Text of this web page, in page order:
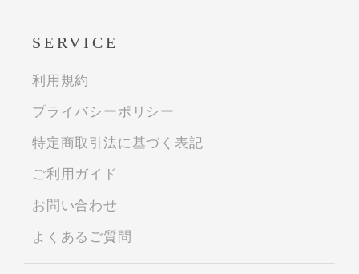
SERVICE
利用規約
プライバシーポリシー
特定商取引法に基づく表記
ご利用ガイド
お問い合わせ
よくあるご質問